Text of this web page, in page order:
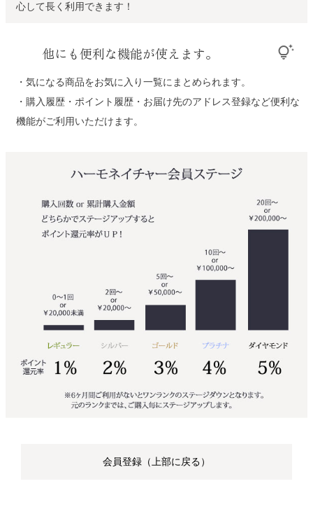
心して長く利用できます！
他にも便利な機能が使えます。 tips_and_updates
・気になる商品をお気に入り一覧にまとめられます。
・購入履歴・ポイント履歴・お届け先のアドレス登録など便利な
機能がご利用いただけます。
会員登録（上部に戻る）